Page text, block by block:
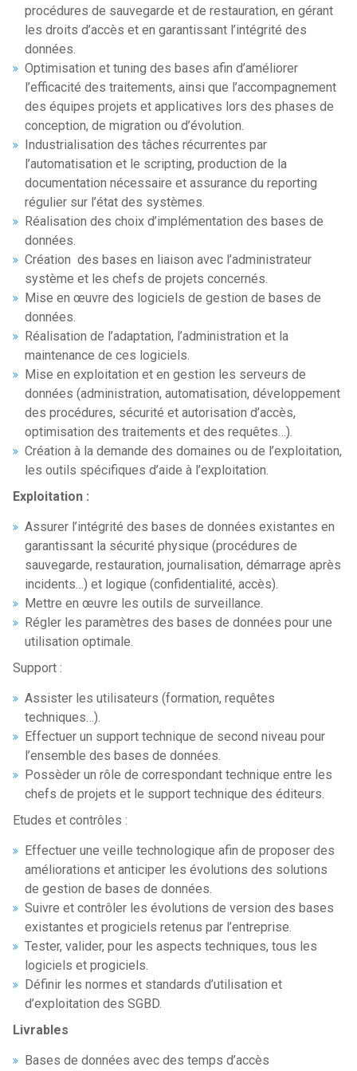
procédures de sauvegarde et de restauration, en gérant
les droits d’accès et en garantissant l’intégrité des
données.
Optimisation et tuning des bases afin d’améliorer
l’efficacité des traitements, ainsi que l’accompagnement
des équipes projets et applicatives lors des phases de
conception, de migration ou d’évolution.
Industrialisation des tâches récurrentes par
l’automatisation et le scripting, production de la
documentation nécessaire et assurance du reporting
régulier sur l’état des systèmes.
Réalisation des choix d’implémentation des bases de
données.
Création des bases en liaison avec l’administrateur
système et les chefs de projets concernés.
Mise en œuvre des logiciels de gestion de bases de
données.
Réalisation de l’adaptation, l’administration et la
maintenance de ces logiciels.
Mise en exploitation et en gestion les serveurs de
données (administration, automatisation, développement
des procédures, sécurité et autorisation d’accès,
optimisation des traitements et des requêtes…).
Création à la demande des domaines ou de l’exploitation,
les outils spécifiques d’aide à l’exploitation.
Exploitation :
Assurer l’intégrité des bases de données existantes en
garantissant la sécurité physique (procédures de
sauvegarde, restauration, journalisation, démarrage après
incidents…) et logique (confidentialité, accès).
Mettre en œuvre les outils de surveillance.
Régler les paramètres des bases de données pour une
utilisation optimale.
Support :
Assister les utilisateurs (formation, requêtes
techniques…).
Effectuer un support technique de second niveau pour
l’ensemble des bases de données.
Possèder un rôle de correspondant technique entre les
chefs de projets et le support technique des éditeurs.
Etudes et contrôles :
Effectuer une veille technologique afin de proposer des
améliorations et anticiper les évolutions des solutions
de gestion de bases de données.
Suivre et contrôler les évolutions de version des bases
existantes et progiciels retenus par l’entreprise.
Tester, valider, pour les aspects techniques, tous les
logiciels et progiciels.
Définir les normes et standards d’utilisation et
d’exploitation des SGBD.
Livrables
Bases de données avec des temps d’accès